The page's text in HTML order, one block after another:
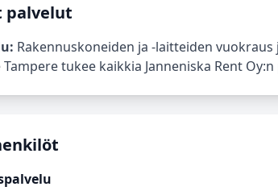
palvelut
Rakennuskoneiden ja -laitteiden vuokraus
tukee kaikkia Janneniska Rent